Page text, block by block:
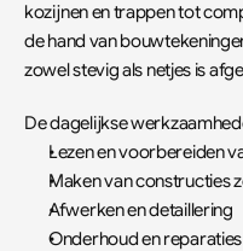
kozijnen en trappen tot
de hand van
zowel stevig als netjes is
De dagelijkse
Lezen en voorbereiden
Maken van constructies
Afwerken en detaillering
Onderhoud en reparaties